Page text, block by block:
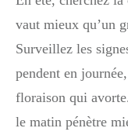
vaut mieux qu’un
Surveillez les
pendent en
floraison qui
le matin pénètre